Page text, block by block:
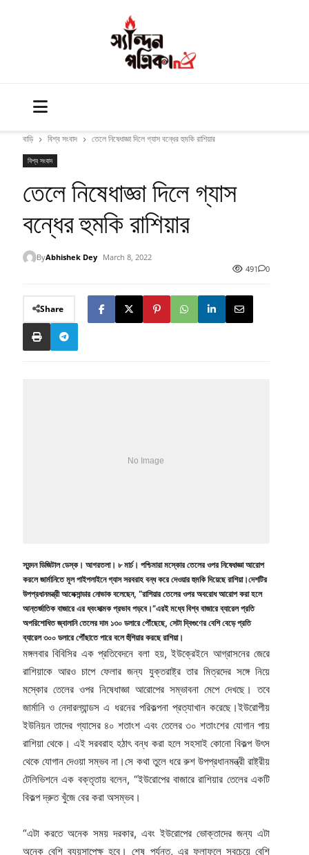
বাড়ি বিশ্ব সংবাদ তেলে নিষেধাজ্ঞা দিলে গ্যাস বন্ধের হুমকি রাশিয়ার
বিশ্ব সংবাদ
তেলে নিষেধাজ্ঞা দিলে গ্যাস
বন্ধের হুমকি রাশিয়ার
ByAbhishek Dey
March 8, 2022
491
0
Share
স্যন্দন ডিজিটাল ডেস্ক। আগরতলা। ৮ মার্চ। পশ্চিমারা মস্কোর তেলের ওপর নিষেধাজ্ঞা আরোপ
করলে জার্মানিতে মূল পাইপলাইনে গ্যাস সরবরাহ বন্ধ করে দেওয়ার হুমকি দিয়েছে রাশিয়া।দেশটির
উপপ্রধানমন্ত্রী আলেক্সান্ডার নোভাক বলেছেন, “রাশিয়ার তেলের ওপর অবরোধ আরোপ করা হলে
আন্তর্জাতিক বাজারে এর ধ্বংসাত্মক প্রভাব পড়বে।”এরই মধ্যে বিশ্ব বাজারে ব্যারেল প্রতি
অপরিশোধিত জ্বালানি তেলের দাম ১৩০ ডলারে পৌঁছেছে, সেটা দ্বিগুণের বেশি বেড়ে প্রতি
ব্যারেল ৩০০ ডলারে পৌঁছাতে পারে বলে হুঁশিয়ার করছে রাশিয়া।
মঙ্গলবার বিবিসির এক প্রতিবেদনে বলা হয়, ইউক্রেইনে আগ্রাসনের জেরে
রাশিয়াকে আরও চাপে ফেলার জন্য যুক্তরাষ্ট্র তার মিত্রদের সঙ্গে নিয়ে
মস্কোর তেলের ওপর নিষেধাজ্ঞা আরোপের সম্ভাবনা মেপে দেখছে। তবে
জার্মানি ও নেদারল্যান্ডস এ ধরনের পরিকল্পনা প্রত্যাখান করেছে।ইউরোপীয়
ইউনিয়ন তাদের গ্যাসের ৪০ শতাংশ এবং তেলের ৩০ শতাংশের যোগান পায়
রাশিয়া থেকে। এই সরবরাহ হঠাৎ বন্ধ করা হলে সহসাই কোনো বিকল্প উৎস
থেকে যোগান দেওয়া সম্ভব না।সে কথা তুলে ধরে রুশ উপপ্রধানমন্ত্রী রাষ্ট্রীয়
টেলিভিশনে এক বক্তৃতায় বলেন, “ইউরোপের বাজারে রাশিয়ার তেলের একটি
বিকল্প দ্রুত খুঁজে বের করা অসম্ভব।
“এটা করতে অনেক সময় দরকার, এবং ইউরোপের ভোক্তাদের জন্য এটা
অনেক বেশি ব্যয়সাপেক্ষ হবে। শেষ পর্যন্ত, এর ফলাফলে সবচেয়ে বেশি